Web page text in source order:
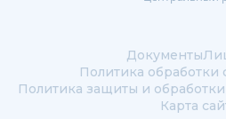
Документы
Политика обработки
Политика защиты и
Карта